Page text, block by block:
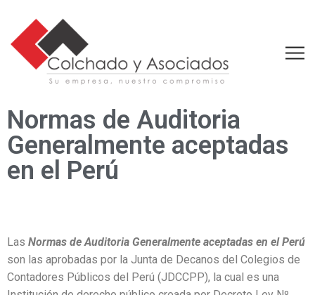
Normas de Auditoria
Generalmente aceptadas
en el Perú
Las Normas de Auditoria Generalmente aceptadas en el Perú
son las aprobadas por la Junta de Decanos del Colegios de
Contadores Públicos del Perú (JDCCPP), la cual es una